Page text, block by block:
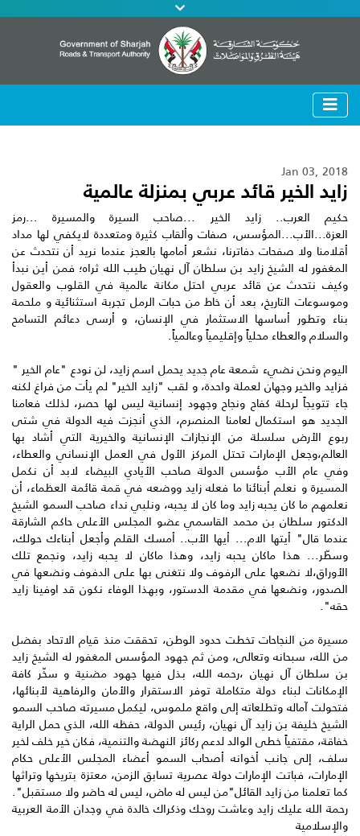
Jan 03, 2018
زايد الخير قائد عربي بمنزلة عالمية
حكيم العرب.. زايد الخير ...صاحب السيرة والمسيرة ...رمز
العزة...الأب...المؤسس، صفات وألقاب كثيرة ومتعددة لايكفي لها مداد
أقلامنا ولا صفحات دفاترنا، نشعر أمامها بالعجز عندما نريد أن نتحدث عن
المغفور له الشيخ زايد بن سلطان آل نهيان طيب الله ثراه؛ فمن أين نبدأ
وكيف نتحدث عن قائد عربي احتل مكانة عالمية في القلوب والعقول
وموسوعات التاريخ، بعد أن خاط من حبات الرمل تجربة استثنائية و ملحمة
بناء وتطور أساسها الاستثمار في الإنسان، و أرسى دعائم التسامح
والسلام والعطاء محلياً وإقليمياً وعالمياً.
اليوم ونحن نضيء شمعة عام جديد يحمل اسم زايد، لن نودع "عام الخير "
فزايد والخير وجهان لعملة واحدة، و لقب "زايد الخير" لم يأت من فراغ لكنه
جاء تتويجاً لرحلة كفاح ونجاح وجهود إنسانية ليس لها حصر، لذلك فعامنا
الجديد هو استكمال لعامنا المنصرم، الذي أنجزت فيه الدولة في شتى
ربوع الأرض سلسلة من الإنجازات الإنسانية والخيرية التي أشاد بها
العالم،وجعل الإمارات تحتل المركز الأول في العمل الإنساني والعطاء،
وفي عام الأب مؤسس الدولة صاحب الأيادي البيضاء لابد أن نكمل
المسيرة و نعلم أبنائنا ما فعله زايد ووضعه في قمة قائمة العظماء، أن
نعلمهم ما كان يحبه زايد وما كان لا يحبه، ونلبي نداء صاحب السمو الشيخ
الدكتور سلطان بن محمد القاسمي عضو المجلس الأعلى حاكم الشارقة
عندما قال" أيتها الام... أيها الأب.. أمسك القلم وأجعل أبناءك حولك،
وسطّر... هذا ماكان يحبه زايد، وهذا ماكان لا يحبه زايد، ونجمع تلك
الأوراق،لا نضعها على الرفوف ولا نتغنى بها على الدفوف ونضعها في
الصدور، ونضعها في مقدمة الدستور، وبهذا الوفاء نكون قد اوفينا زايد
حقه".
مسيرة من النجاحات تخطت حدود الوطن، تحققت منذ قيام الاتحاد بفضل
من الله، سبحانه وتعالى، ومن ثم جهود المؤسس المغفور له الشيخ زايد
بن سلطان آل نهيان ،رحمه الله، بذل فيها جهود مضنية و سخّر كافة
الإمكانات لبناء دولة متكاملة توفر الاستقرار والأمان والرفاهية لأبنائها،
فتحولت آماله وتطلعاته إلى واقع ملموس، ليكمل مسيرته صاحب السمو
الشيخ خليفة بن زايد آل نهيان، رئيس الدولة، حفظه الله، الذي حمل الراية
خفاقة، مقتفياً خطى الوالد لدعم ركائز النهضة والتنمية، فكان خير خلف لخير
سلف، إلى جانب أخوانه أصحاب السمو أعضاء المجلس الأعلى حكام
الإمارات، فباتت الإمارات دولة عصرية تسابق الزمن، معتزة بتريخها وتراثها
كما تعلمنا من زايد القائل"من ليس له ماض، ليس له حاضر ولا مستقبل".
رحمة الله عليك زايد وعاشت روحك وذكراك خالدة في وجدان الأمة العربية
والإسلامية